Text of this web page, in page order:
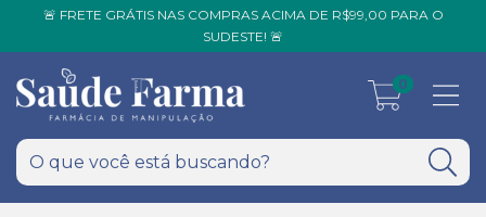
🚨 FRETE GRÁTIS NAS COMPRAS ACIMA DE R$99,00 PARA O
SUDESTE! 🚨
0